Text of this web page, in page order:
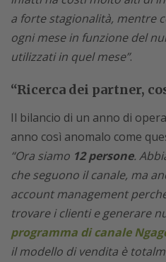
a forte stagionalità, mentre
ogni mese in funzione del
utilizzati in quel mese”.
“Ricerca dei partner,
Il bilancio di un anno di
anno così anomalo come
“Ora siamo 12 persone.
che seguono il canale, ma
account management
trovare i clienti e generare
programma di canale
il modello di vendita è